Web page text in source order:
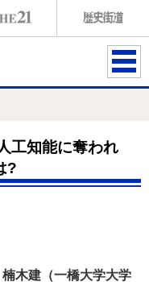
ME
工知能に奪われ
?
木建（一橋大学大学